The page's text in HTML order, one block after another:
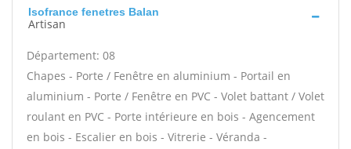
Isofrance fenetres Balan
Artisan
Département: 08
Chapes - Porte / Fenêtre en aluminium - Portail en
aluminium - Porte / Fenêtre en PVC - Volet battant / Volet
roulant en PVC - Porte intérieure en bois - Agencement
en bois - Escalier en bois - Vitrerie - Véranda -